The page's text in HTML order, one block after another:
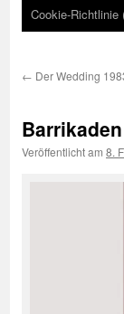
Cookie-Richtlinie
← Der Wedding
Veröffentlicht am 8.